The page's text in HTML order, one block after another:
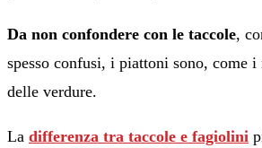
Da non confondere con le taccole,
spesso confusi, i piattoni sono, come
delle verdure.
La differenza tra taccole e fagiolini